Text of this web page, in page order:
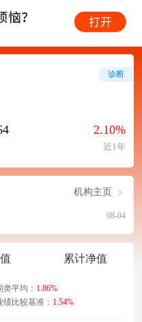
2.10%
近1年
诊断
机构主页
08-04
累计净值
类平均： 1.86%
绩比较基准： 1.54%